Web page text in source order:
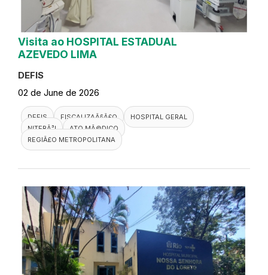
Visita ao HOSPITAL ESTADUAL
AZEVEDO LIMA
DEFIS
02 de June de 2026
DEFIS FISCALIZAÃ§Ã£O
HOSPITAL GERAL
NITERÃ³I
ATO MÃ©DICO
REGIÃ£O METROPOLITANA